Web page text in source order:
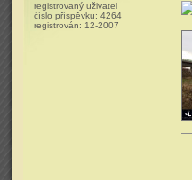
registrovaný uživatel
číslo příspěvku: 4264
registrován: 12-2007